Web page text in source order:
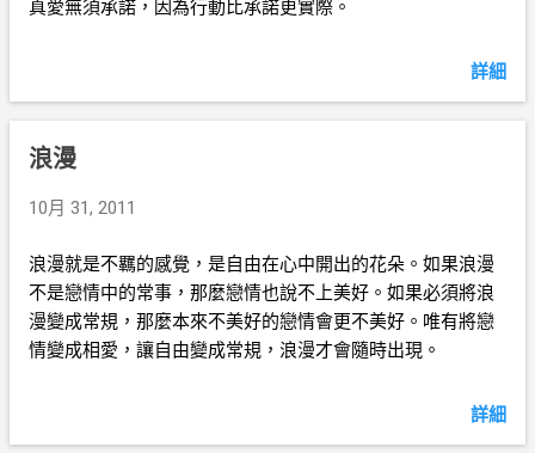
真愛無須承諾，因為行動比承諾更實際。
詳細
浪漫
10月 31, 2011
浪漫就是不羈的感覺，是自由在心中開出的花朵。如果浪漫
不是戀情中的常事，那麼戀情也說不上美好。如果必須將浪
漫變成常規，那麼本來不美好的戀情會更不美好。唯有將戀
情變成相愛，讓自由變成常規，浪漫才會隨時出現。
詳細